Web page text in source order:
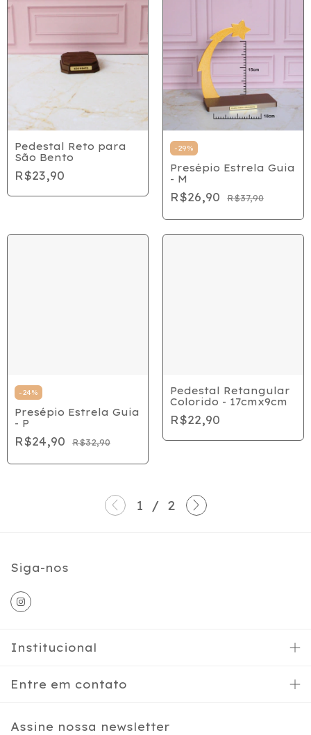
Pedestal Reto para
São Bento
R$23,90
-29%
Presépio Estrela Guia
- M
R$26,90 R$37,90
-24%
Presépio Estrela Guia
- P
R$24,90 R$32,90
Pedestal Retangular
Colorido - 17cmx9cm
R$22,90
1 / 2
Siga-nos
Institucional
Entre em contato
Assine nossa newsletter